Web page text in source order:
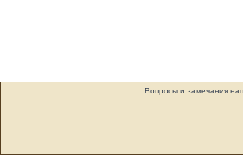
Вопросы и замечания